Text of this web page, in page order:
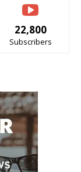
22,800
Subscribers